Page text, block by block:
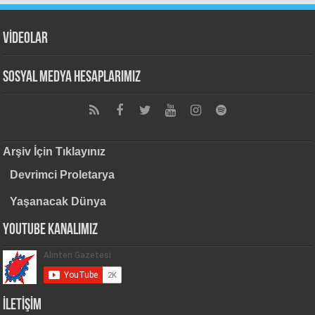
VİDEOLAR
Sosyal Medya Hesaplarımız
Arşiv İçin Tıklayınız
Devrimci Proletarya
Yaşanacak Dünya
Youtube Kanalımız
İLETİŞİM